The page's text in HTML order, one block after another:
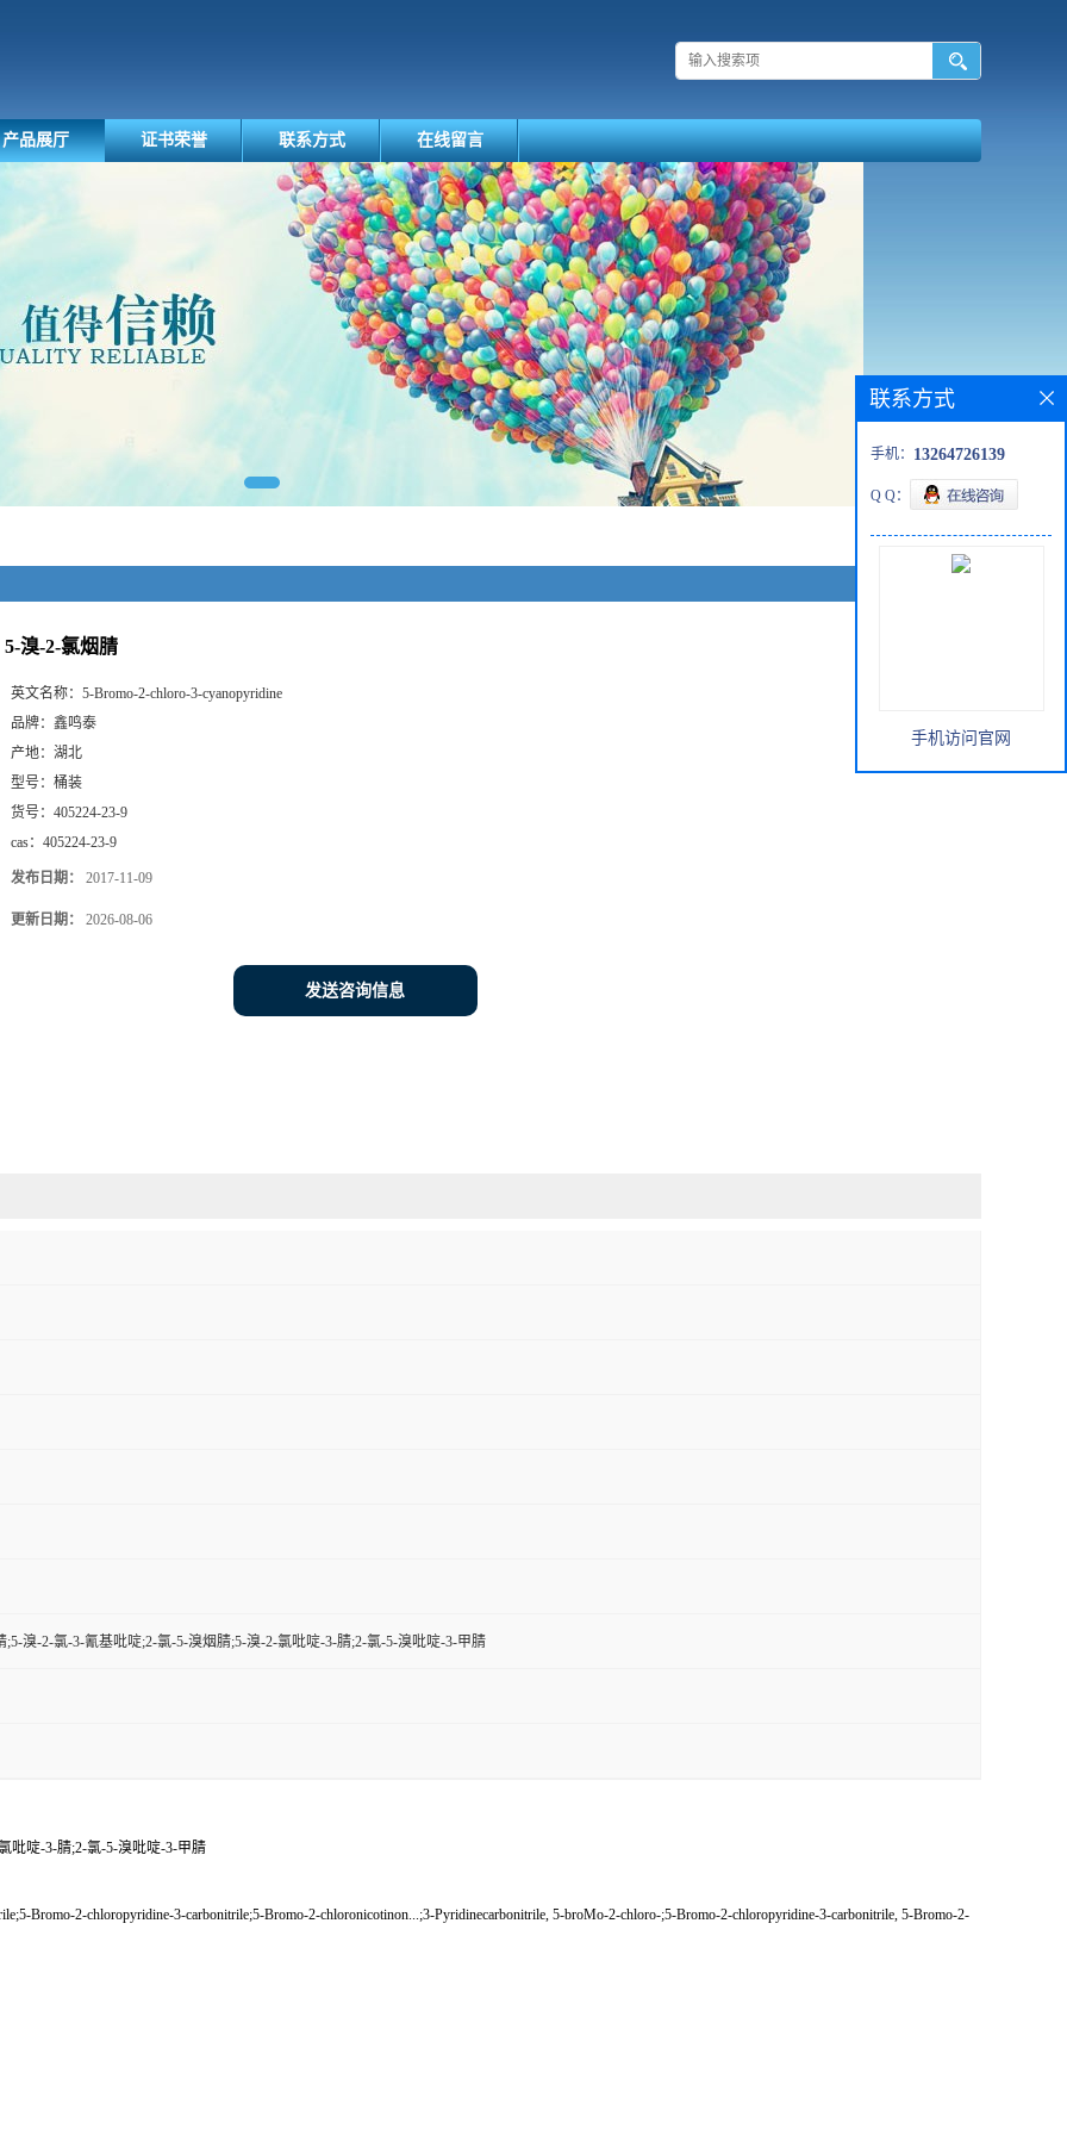
产品展厅 证书荣誉 联系方式 在线留言
5-溴-2-氯烟腈
英文名称： 5-Bromo-2-chloro-3-cyanopyridine
品牌： 鑫鸣泰
产地： 湖北
型号： 桶装
货号： 405224-23-9
cas： 405224-23-9
发布日期： 2017-11-09
更新日期： 2026-08-06
发送咨询信息
;5-溴-2-氯-3-氰基吡啶;2-氯-5-溴烟腈;5-溴-2-氯吡啶-3-腈;2-氯-5-溴吡啶-3-甲腈
吡啶-3-腈;2-氯-5-溴吡啶-3-甲腈
Bromo-2-chloropyridine-3-carbonitrile;5-Bromo-2-chloronicotinon...;3-Pyridinecarbonitrile, 5-broMo-2-chloro-;5-Bromo-2-chloropyridine-3-carbonitrile, 5-Bromo-2-
联系方式
手机： 13264726139
Q Q：
手机访问官网